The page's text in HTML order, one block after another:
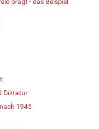
Diktatur
1945